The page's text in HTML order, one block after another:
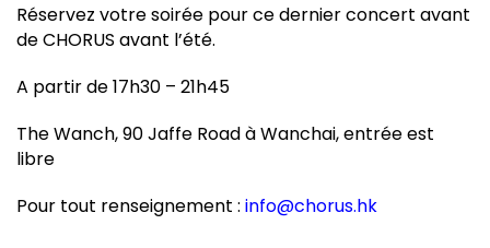
Réservez votre soirée pour ce dernier concert avant
de CHORUS avant l’été.
A partir de 17h30 – 21h45
The Wanch, 90 Jaffe Road à Wanchai, entrée est
libre
Pour tout renseignement : info@chorus.hk